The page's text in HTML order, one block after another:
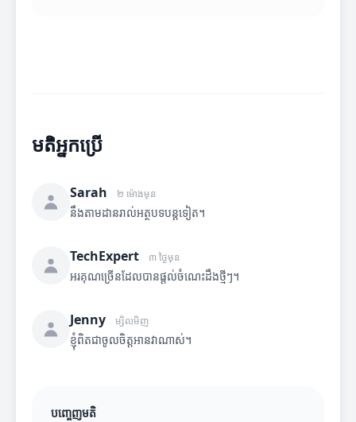
មតិអ្នកប្រើ
Sarah ២ ម៉ោងមុន
នឹងតាមដានរាល់អត្ថបទបន្តទៀត។
TechExpert ៣ ថ្ងៃមុន
អរគុណច្រើនដែលបានផ្តល់ចំណេះដឹងថ្មីៗ។
Jenny ម្សិលមិញ
ខ្ញុំពិតជាចូលចិត្តអានវាណាស់។
បញ្ចេញមតិ